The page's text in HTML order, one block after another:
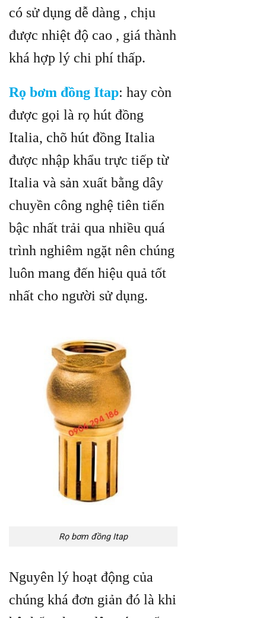
có sử dụng dễ dàng , chịu
được nhiệt độ cao , giá thành
khá hợp lý chi phí thấp.
Rọ bơm đồng Itap: hay còn
được gọi là rọ hút đồng
Italia, chõ hút đồng Italia
được nhập khẩu trực tiếp từ
Italia và sản xuất bằng dây
chuyền công nghệ tiên tiến
bậc nhất trải qua nhiều quá
trình nghiêm ngặt nên chúng
luôn mang đến hiệu quả tốt
nhất cho người sử dụng.
Rọ bơm đồng Itap
Nguyên lý hoạt động của
chúng khá đơn giản đó là khi